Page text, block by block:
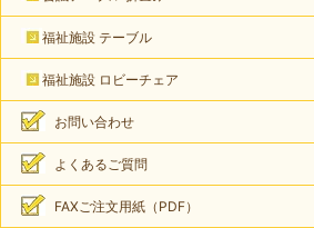
福祉施設 テーブル
福祉施設 ロビーチェア
お問い合わせ
よくあるご質問
FAXご注文用紙（PDF）